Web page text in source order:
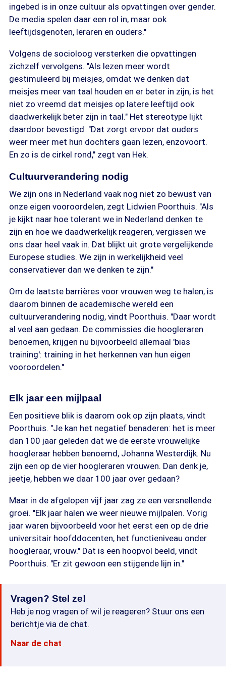
ingebed is in onze cultuur als opvattingen over gender.
De media spelen daar een rol in, maar ook
leeftijdsgenoten, leraren en ouders."
Volgens de socioloog versterken die opvattingen
zichzelf vervolgens. "Als lezen meer wordt
gestimuleerd bij meisjes, omdat we denken dat
meisjes meer van taal houden en er beter in zijn, is het
niet zo vreemd dat meisjes op latere leeftijd ook
daadwerkelijk beter zijn in taal." Het stereotype lijkt
daardoor bevestigd. "Dat zorgt ervoor dat ouders
weer meer met hun dochters gaan lezen, enzovoort.
En zo is de cirkel rond," zegt van Hek.
Cultuurverandering nodig
We zijn ons in Nederland vaak nog niet zo bewust van
onze eigen vooroordelen, zegt Lidwien Poorthuis. "Als
je kijkt naar hoe tolerant we in Nederland denken te
zijn en hoe we daadwerkelijk reageren, vergissen we
ons daar heel vaak in. Dat blijkt uit grote vergelijkende
Europese studies. We zijn in werkelijkheid veel
conservatiever dan we denken te zijn."
Om de laatste barrières voor vrouwen weg te halen, is
daarom binnen de academische wereld een
cultuurverandering nodig, vindt Poorthuis. "Daar wordt
al veel aan gedaan. De commissies die hoogleraren
benoemen, krijgen nu bijvoorbeeld allemaal 'bias
training': training in het herkennen van hun eigen
vooroordelen."
Elk jaar een mijlpaal
Een positieve blik is daarom ook op zijn plaats, vindt
Poorthuis. "Je kan het negatief benaderen: het is meer
dan 100 jaar geleden dat we de eerste vrouwelijke
hoogleraar hebben benoemd, Johanna Westerdijk. Nu
zijn een op de vier hoogleraren vrouwen. Dan denk je,
jeetje, hebben we daar 100 jaar over gedaan?
Maar in de afgelopen vijf jaar zag ze een versnellende
groei. "Elk jaar halen we weer nieuwe mijlpalen. Vorig
jaar waren bijvoorbeeld voor het eerst een op de drie
universitair hoofddocenten, het functieniveau onder
hoogleraar, vrouw." Dat is een hoopvol beeld, vindt
Poorthuis. "Er zit gewoon een stijgende lijn in."
Vragen? Stel ze!
Heb je nog vragen of wil je reageren? Stuur ons een
berichtje via de chat.
Naar de chat